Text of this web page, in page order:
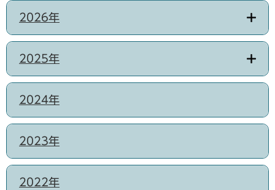
2026年
2025年
2024年
2023年
2022年